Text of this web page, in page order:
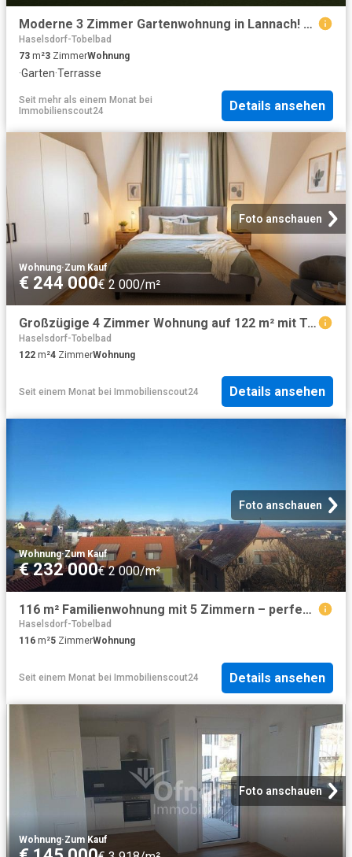
Moderne 3 Zimmer Gartenwohnung in Lannach! Neubau mit Terrasse & Garten
Haselsdorf-Tobelbad
73 m²3 ZimmerWohnung
·Garten·Terrasse
Seit mehr als einem Monat bei
Immobilienscout24
Details ansehen
Foto anschauen
Wohnung·Zum Kauf
€ 244 000€ 2 000/m²
Großzügige 4 Zimmer Wohnung auf 122 m² mit Top Aufteilung !
Haselsdorf-Tobelbad
122 m²4 ZimmerWohnung
Seit einem Monat bei Immobilienscout24 Details ansehen
Foto anschauen
Wohnung·Zum Kauf
€ 232 000€ 2 000/m²
116 m² Familienwohnung mit 5 Zimmern – perfekt für Familien oder als Kapitalanlage !
Haselsdorf-Tobelbad
116 m²5 ZimmerWohnung
Seit einem Monat bei Immobilienscout24 Details ansehen
Foto anschauen
Wohnung·Zum Kauf